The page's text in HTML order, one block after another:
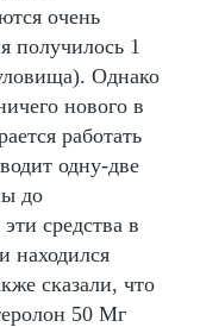
очень
получилось 1
Однако
нового в
работать
одну-две
до
средства в
находился
сказали, что
50 Мг